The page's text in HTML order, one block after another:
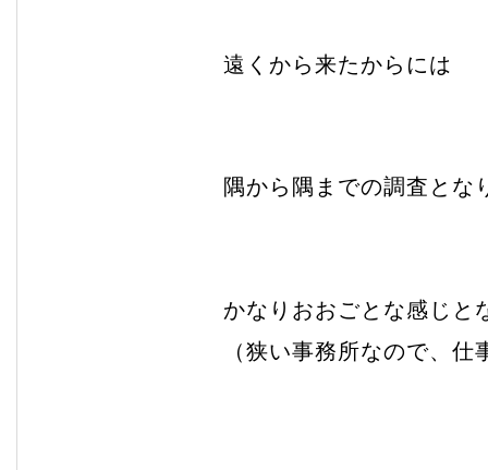
遠くから来たからには
隅から隅までの調査とな
かなりおおごとな感じと
（狭い事務所なので、